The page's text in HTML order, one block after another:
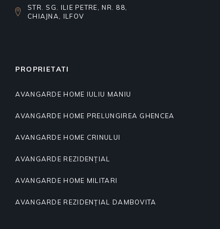
STR. SG. ILIE PETRE, NR. 88,
CHIAJNA, ILFOV
PROPRIETATI
AVANGARDE HOME IULIU MANIU
AVANGARDE HOME PRELUNGIREA GHENCEA
AVANGARDE HOME CRINULUI
AVANGARDE REZIDENȚIAL
AVANGARDE HOME MILITARI
AVANGARDE REZIDENȚIAL DAMBOVITA